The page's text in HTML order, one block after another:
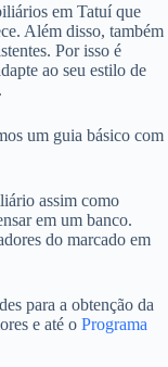
em Tatuí que
Além disso, também
Por isso é
ao seu estilo de
um guia básico com
assim como
em um banco.
do marcado em
para a obtenção da
e até o Programa